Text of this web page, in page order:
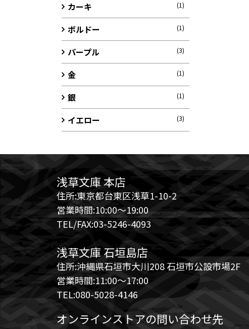
カーキ (1)
ボルドー (1)
パープル (3)
金 (1)
銀 (1)
イエロー (3)
浅草文庫 本店
住所:東京都台東区浅草1-10-2
営業時間:10:00～19:00
TEL/FAX:03-5246-4093
浅草文庫 石垣島店
住所:沖縄県石垣市大川208 石垣市公設市場2F
営業時間:11:00～17:00
TEL:080-5028-4146
オンラインストアの問い合わせ先